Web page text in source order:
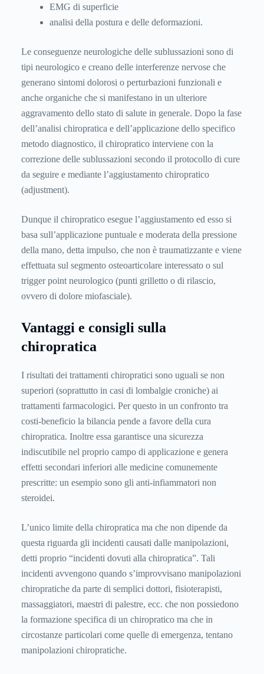
EMG di superficie
analisi della postura e delle deformazioni.
Le conseguenze neurologiche delle sublussazioni sono di
tipi neurologico e creano delle interferenze nervose che
generano sintomi dolorosi o perturbazioni funzionali e
anche organiche che si manifestano in un ulteriore
aggravamento dello stato di salute in generale. Dopo la fase
dell’analisi chiropratica e dell’applicazione dello specifico
metodo diagnostico, il chiropratico interviene con la
correzione delle sublussazioni secondo il protocollo di cure
da seguire e mediante l’aggiustamento chiropratico
(adjustment).
Dunque il chiropratico esegue l’aggiustamento ed esso si
basa sull’applicazione puntuale e moderata della pressione
della mano, detta impulso, che non è traumatizzante e viene
effettuata sul segmento osteoarticolare interessato o sul
trigger point neurologico (punti grilletto o di rilascio,
ovvero di dolore miofasciale).
Vantaggi e consigli sulla
chiropratica
I risultati dei trattamenti chiropratici sono uguali se non
superiori (soprattutto in casi di lombalgie croniche) ai
trattamenti farmacologici. Per questo in un confronto tra
costi-beneficio la bilancia pende a favore della cura
chiropratica. Inoltre essa garantisce una sicurezza
indiscutibile nel proprio campo di applicazione e genera
effetti secondari inferiori alle medicine comunemente
prescritte: un esempio sono gli anti-infiammatori non
steroidei.
L’unico limite della chiropratica ma che non dipende da
questa riguarda gli incidenti causati dalle manipolazioni,
detti proprio “incidenti dovuti alla chiropratica”. Tali
incidenti avvengono quando s’improvvisano manipolazioni
chiropratiche da parte di semplici dottori, fisioterapisti,
massaggiatori, maestri di palestre, ecc. che non possiedono
la formazione specifica di un chiropratico ma che in
circostanze particolari come quelle di emergenza, tentano
manipolazioni chiropratiche.